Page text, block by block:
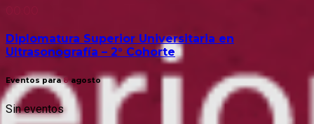
Diplomatura Superior Universitaria en
Ultrasonografía – 2° Cohorte
Eventos para8agosto
Sin eventos